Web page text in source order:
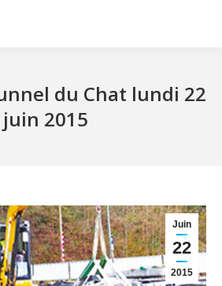
du Chat lundi 22
juin 2015
Juin
22
2015